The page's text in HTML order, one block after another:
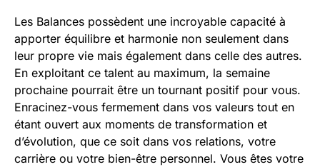
Les Balances possèdent une incroyable capacité à
apporter équilibre et harmonie non seulement dans
leur propre vie mais également dans celle des autres.
En exploitant ce talent au maximum, la semaine
prochaine pourrait être un tournant positif pour vous.
Enracinez-vous fermement dans vos valeurs tout en
étant ouvert aux moments de transformation et
d’évolution, que ce soit dans vos relations, votre
carrière ou votre bien-être personnel. Vous êtes votre